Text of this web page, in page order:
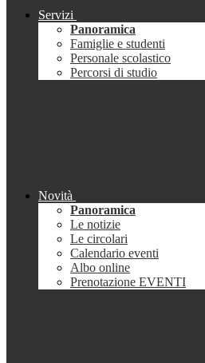
Servizi
Panoramica
Famiglie e studenti
Personale scolastico
Percorsi di studio
Novità
Panoramica
Le notizie
Le circolari
Calendario eventi
Albo online
Prenotazione EVENTI